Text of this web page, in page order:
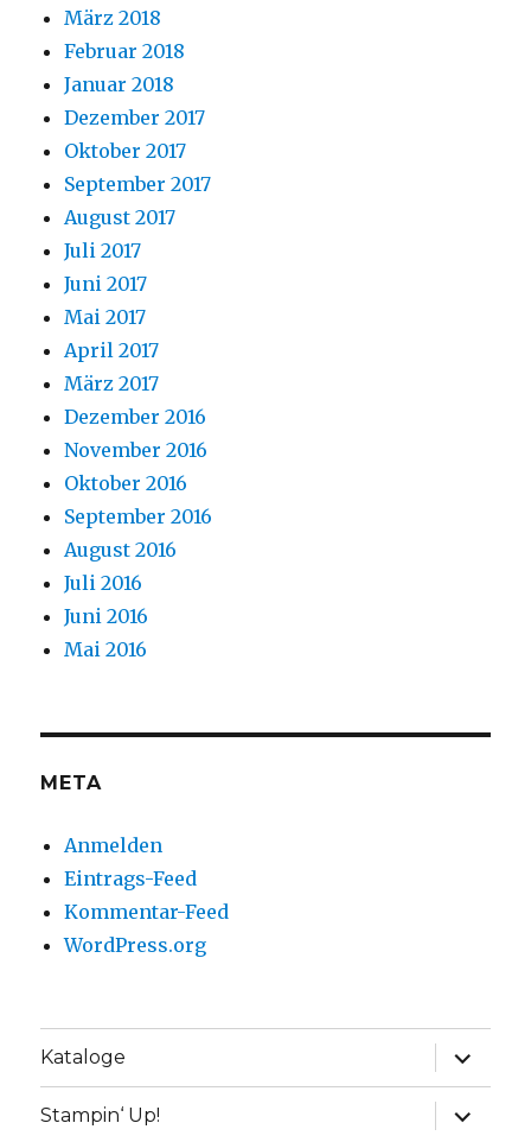
März 2018
Februar 2018
Januar 2018
Dezember 2017
Oktober 2017
September 2017
August 2017
Juli 2017
Juni 2017
Mai 2017
April 2017
März 2017
Dezember 2016
November 2016
Oktober 2016
September 2016
August 2016
Juli 2016
Juni 2016
Mai 2016
META
Anmelden
Eintrags-Feed
Kommentar-Feed
WordPress.org
Kataloge
Stampin‘ Up!